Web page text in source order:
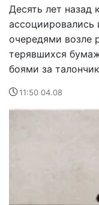
Десять лет назад
ассоциировались
очередями возле
терявшихся
боями за
11:50 04.08